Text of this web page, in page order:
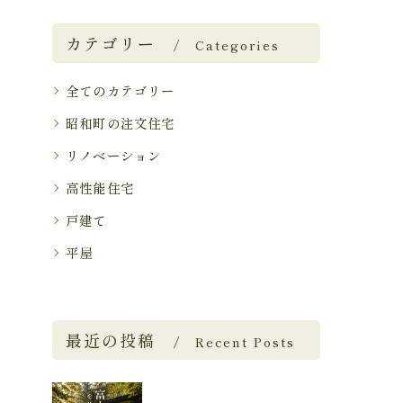
カテゴリー Categories
全てのカテゴリー
昭和町の注文住宅
リノベーション
高性能住宅
戸建て
平屋
最近の投稿 Recent Posts